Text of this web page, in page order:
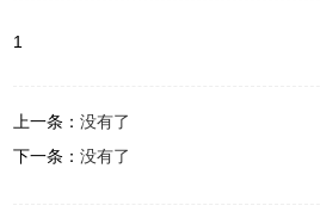
1
上一条：没有了
下一条：没有了